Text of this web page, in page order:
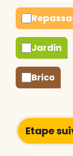
Jardin
Brico